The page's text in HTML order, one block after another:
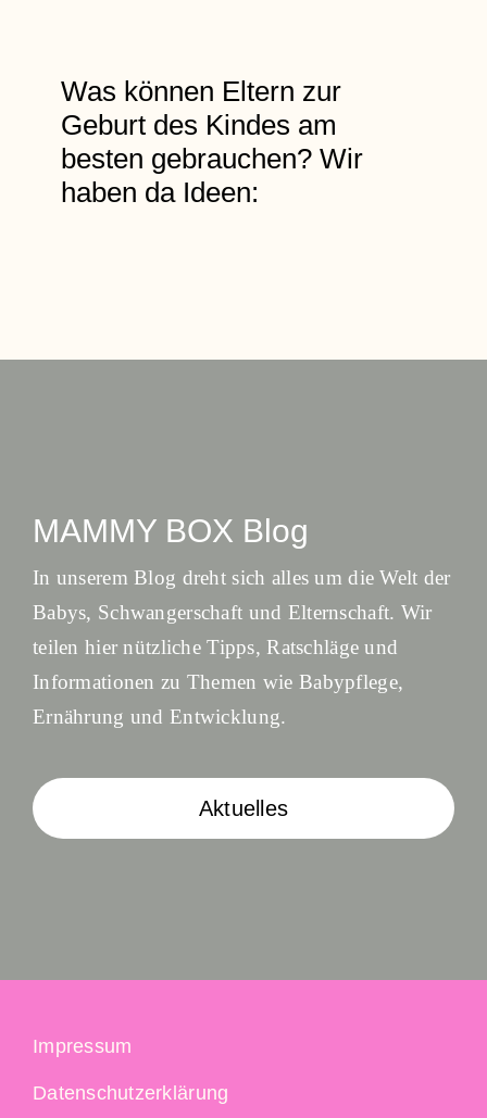
Was können Eltern zur
Geburt des Kindes am
besten gebrauchen? Wir
haben da Ideen:
MAMMY BOX Blog
In unserem Blog dreht sich alles um die Welt der
Babys, Schwangerschaft und Elternschaft. Wir
teilen hier nützliche Tipps, Ratschläge und
Informationen zu Themen wie Babypflege,
Ernährung und Entwicklung.
Aktuelles
Impressum
Datenschutzerklärung